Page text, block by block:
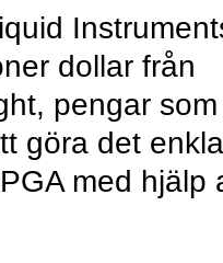
dollar från
pengar som
göra det
med hjälp